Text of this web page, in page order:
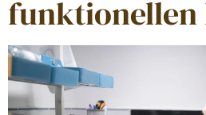
funktionellen